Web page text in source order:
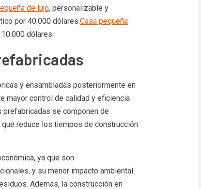
de lujo, personalizable y
por 40.000 dólares.Casa pequeña
dólares.
y ensambladas posteriormente en
mayor control de calidad y eficiencia
se componen de
reduce los tiempos de construcción
ya que son
y su menor impacto ambiental
Además, la construcción en